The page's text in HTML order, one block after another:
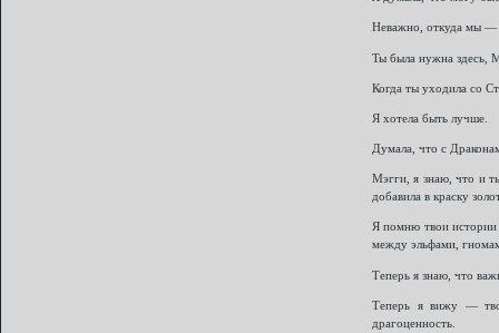
Неважно, откуда мы —
Ты была нужна здесь,
Когда ты уходила со
Я хотела быть лучше.
Думала, что с
Мэгги, я знаю, что и
добавила в краску
Я помню твои истории
между эльфами,
Теперь я знаю, что
Теперь я вижу —
драгоценность.